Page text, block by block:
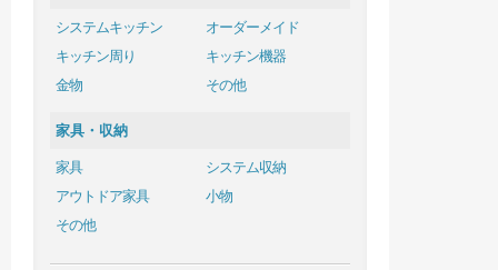
システムキッチン
オーダーメイド
キッチン周り
キッチン機器
金物
その他
家具・収納
家具
システム収納
アウトドア家具
小物
その他